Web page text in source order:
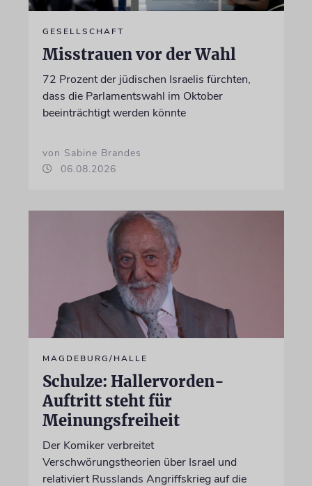
GESELLSCHAFT
Misstrauen vor der Wahl
72 Prozent der jüdischen Israelis fürchten,
dass die Parlamentswahl im Oktober
beeinträchtigt werden könnte
von Sabine Brandes
06.08.2026
MAGDEBURG/HALLE
Schulze: Hallervorden-
Auftritt steht für
Meinungsfreiheit
Der Komiker verbreitet
Verschwörungstheorien über Israel und
relativiert Russlands Angriffskrieg auf die